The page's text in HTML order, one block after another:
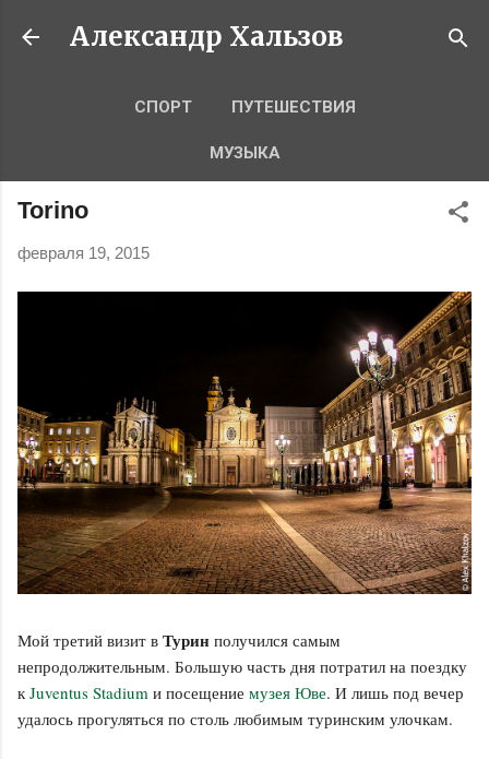
К основному контенту
Александр Хальзов
СПОРТ ПУТЕШЕСТВИЯ
МУЗЫКА
Torino
февраля 19, 2015
Мой третий визит в Турин получился самым
непродолжительным. Большую часть дня потратил на поездку
к Juventus Stadium и посещение музея Юве. И лишь под вечер
удалось прогуляться по столь любимым туринским улочкам.